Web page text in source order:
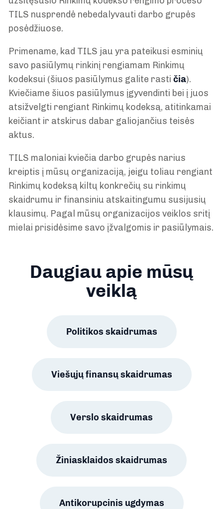
TILS nusprendė nebedalyvauti darbo grupės
posėdžiuose.
Primename, kad TILS jau yra pateikusi esminių
savo pasiūlymų rinkinį rengiamam Rinkimų
kodeksui (šiuos pasiūlymus galite rasti čia).
Kviečiame šiuos pasiūlymus įgyvendinti bei į juos
atsižvelgti rengiant Rinkimų kodeksą, atitinkamai
keičiant ir atskirus dabar galiojančius teisės
aktus.
TILS maloniai kviečia darbo grupės narius
kreiptis į mūsų organizaciją, jeigu toliau rengiant
Rinkimų kodeksą kiltų konkrečių su rinkimų
skaidrumu ir finansiniu atskaitingumu susijusių
klausimų. Pagal mūsų organizacijos veiklos sritį
mielai prisidėsime savo įžvalgomis ir pasiūlymais.
Daugiau apie mūsų
veiklą
Politikos skaidrumas
Viešųjų finansų skaidrumas
Verslo skaidrumas
Žiniasklaidos skaidrumas
Antikorupcinis ugdymas